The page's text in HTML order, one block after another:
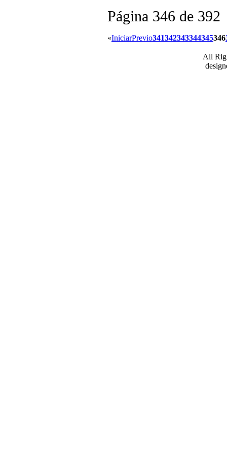
Página 346 de 392
«IniciarPrevio341342343344345346
All